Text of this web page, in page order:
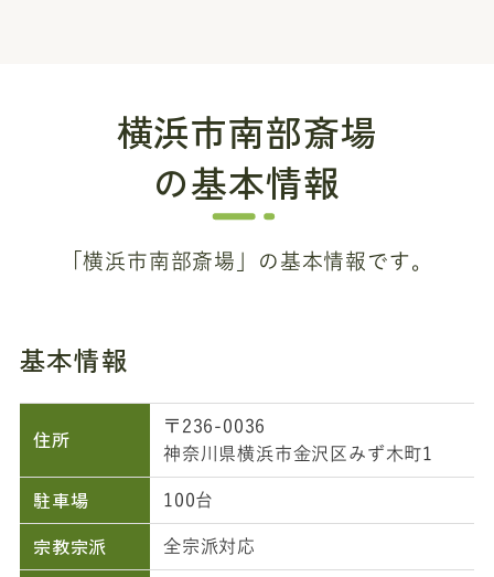
横浜市南部斎場
の基本情報
「横浜市南部斎場」の基本情報です。
基本情報
住所
〒236-0036
神奈川県横浜市金沢区みず木町1
駐車場 100台
宗教宗派 全宗派対応